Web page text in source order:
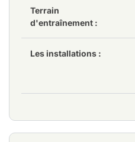
Terrain
d'entraînement :
Les installations :